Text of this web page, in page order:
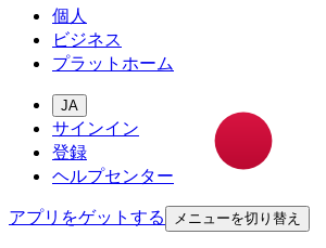
個人
ビジネス
プラットホーム
JA
サインイン
登録
ヘルプセンター
アプリをゲットする
メニューを切り替え